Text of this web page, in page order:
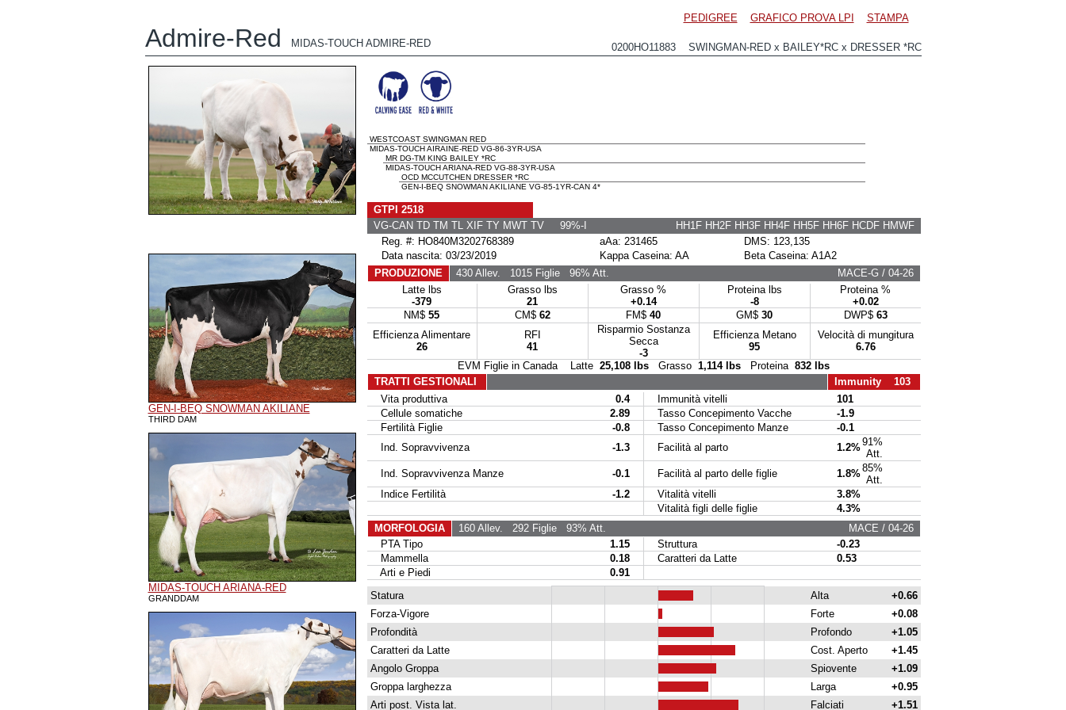
PEDIGREE GRAFICO PROVA LPI STAMPA
Admire-Red MIDAS-TOUCH ADMIRE-RED 0200HO11883 SWINGMAN-RED x BAILEY*RC x DRESSER *RC
GEN-I-BEQ SNOWMAN AKILIANE
THIRD DAM
MIDAS-TOUCH ARIANA-RED
GRANDDAM
WESTCOAST SWINGMAN RED
MIDAS-TOUCH AIRAINE-RED VG-86-3YR-USA
MR DG-TM KING BAILEY *RC
MIDAS-TOUCH ARIANA-RED VG-88-3YR-USA
OCD MCCUTCHEN DRESSER *RC
GEN-I-BEQ SNOWMAN AKILIANE VG-85-1YR-CAN 4*
GTPI 2518
VG-CAN TD TM TL XIF TY MWT TV 99%-I
HH1F HH2F HH3F HH4F HH5F HH6F HCDF HMWF
Reg. #: HO840M3202768389
aAa: 231465
DMS: 123,135
Data nascita: 03/23/2019
Kappa Caseina: AA
Beta Caseina: A1A2
PRODUZIONE
430 Allev. 1015 Figlie96% Att.
MACE-G / 04-26
Latte lbs
-379
Grasso lbs
21
Grasso %
+0.14
Proteina lbs
-8
Proteina %
+0.02
NM$ 55 CM$ 62 FM$ 40 GM$ 30 DWP$ 63
Efficienza Alimentare
26
RFI
41
Risparmio Sostanza
Secca
-3
Efficienza Metano
95
Velocità di mungitura
6.76
EVM Figlie in Canada Latte 25,108 lbs Grasso 1,114 lbs Proteina 832 lbs
TRATTI GESTIONALI
Immunity 103
Vita produttiva
0.4 Immunità vitelli
101
Cellule somatiche
2.89 Tasso Concepimento Vacche
-1.9
Fertilità Figlie
-0.8 Tasso Concepimento Manze
-0.1
Ind. Sopravvivenza
-1.3 Facilità al parto 1.2%91%
Att.
Ind. Sopravvivenza Manze
-0.1 Facilità al parto delle figlie 1.8%85%
Att.
Indice Fertilità
-1.2 Vitalità vitelli
3.8%
Vitalità figli delle figlie
4.3%
MORFOLOGIA
160 Allev. 292 Figlie93% Att.
MACE / 04-26
PTA Tipo
1.15 Struttura
-0.23
Mammella
0.18 Caratteri da Latte
0.53
Arti e Piedi
0.91
Statura
Alta
+0.66
Forza-Vigore
Forte
+0.08
Profondità
Profondo
+1.05
Caratteri da Latte
Cost. Aperto
+1.45
Angolo Groppa
Spiovente
+1.09
Groppa larghezza
Larga
+0.95
Arti post. Vista lat.
Falciati +1.51